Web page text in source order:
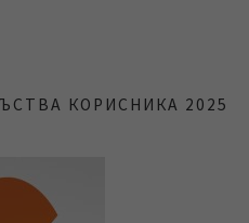
КОРИСНИКА 2025